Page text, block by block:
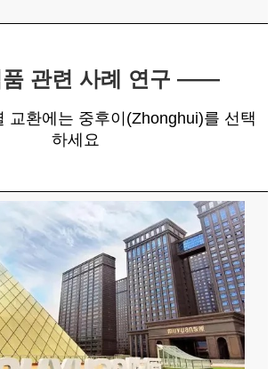
관련 사례 연구 ——
교환에는 중후이(Zhonghui)를 선택
하세요